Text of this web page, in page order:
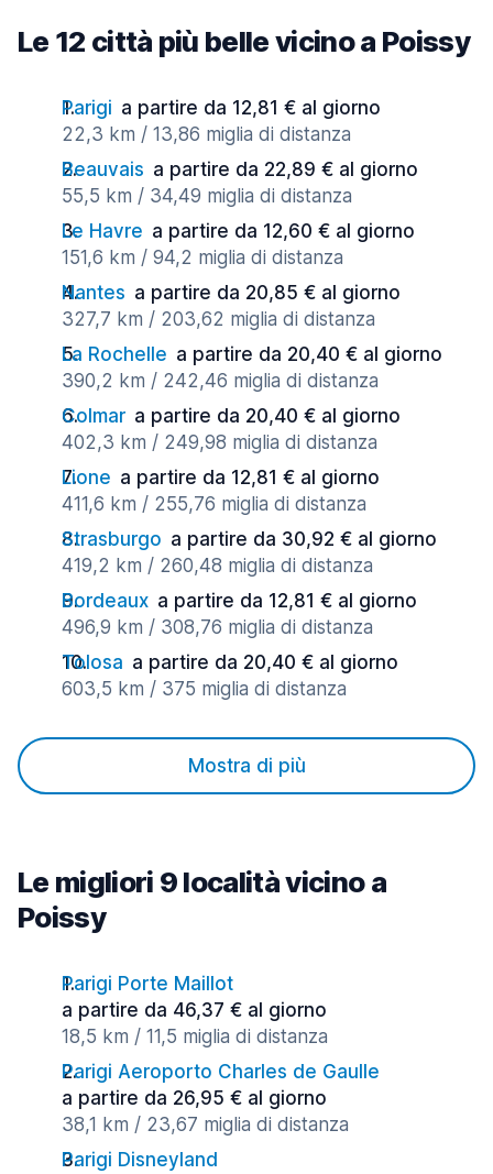
Le 12 città più belle vicino a Poissy
Parigi a partire da 12,81 € al giorno
22,3 km / 13,86 miglia di distanza
Beauvais a partire da 22,89 € al giorno
55,5 km / 34,49 miglia di distanza
Le Havre a partire da 12,60 € al giorno
151,6 km / 94,2 miglia di distanza
Nantes a partire da 20,85 € al giorno
327,7 km / 203,62 miglia di distanza
La Rochelle a partire da 20,40 € al giorno
390,2 km / 242,46 miglia di distanza
Colmar a partire da 20,40 € al giorno
402,3 km / 249,98 miglia di distanza
Lione a partire da 12,81 € al giorno
411,6 km / 255,76 miglia di distanza
Strasburgo a partire da 30,92 € al giorno
419,2 km / 260,48 miglia di distanza
Bordeaux a partire da 12,81 € al giorno
496,9 km / 308,76 miglia di distanza
Tolosa a partire da 20,40 € al giorno
603,5 km / 375 miglia di distanza
Mostra di più
Le migliori 9 località vicino a
Poissy
Parigi Porte Maillot
a partire da 46,37 € al giorno
18,5 km / 11,5 miglia di distanza
Parigi Aeroporto Charles de Gaulle
a partire da 26,95 € al giorno
38,1 km / 23,67 miglia di distanza
Parigi Disneyland